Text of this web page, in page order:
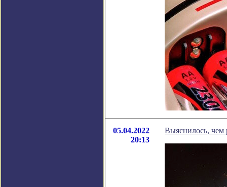
05.04.2022
20:13
Выяснилось, чем